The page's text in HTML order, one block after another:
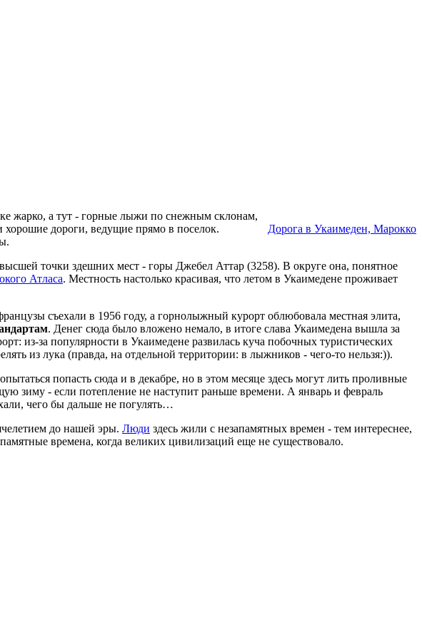
Дорога в Укаимеден, Марокко
жарко, а тут - горные лыжи по снежным склонам,
хорошие дороги, ведущие прямо в поселок.
точки здешних мест - горы Джебел Аттар (3258). В округе она, понятное
Атласа. Местность настолько красивая, что летом в Укаимедене проживает
съехали в 1956 году, а горнолыжный курорт облюбовала местная элита,
. Денег сюда было вложено немало, в итоге слава Укаимедена вышла за
из-за популярности в Укаимедене развилась куча побочных туристических
из лука (правда, на отдельной территории: в лыжников - чего-то нельзя:)).
попасть сюда и в декабре, но в этом месяце здесь могут лить проливные
зиму - если потепление не наступит раньше времени. А январь и февраль
чего бы дальше не погулять…
до нашей эры. Люди здесь жили с незапамятных времен - тем интереснее,
времена, когда великих цивилизаций еще не существовало.